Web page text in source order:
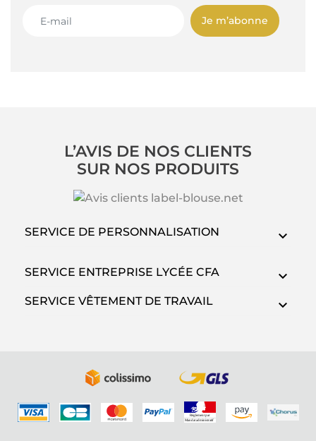
Je m’abonne
L’AVIS DE NOS CLIENTS
SUR NOS PRODUITS
SERVICE DE PERSONNALISATION
SERVICE ENTREPRISE LYCÉE CFA
SERVICE VÊTEMENT DE TRAVAIL